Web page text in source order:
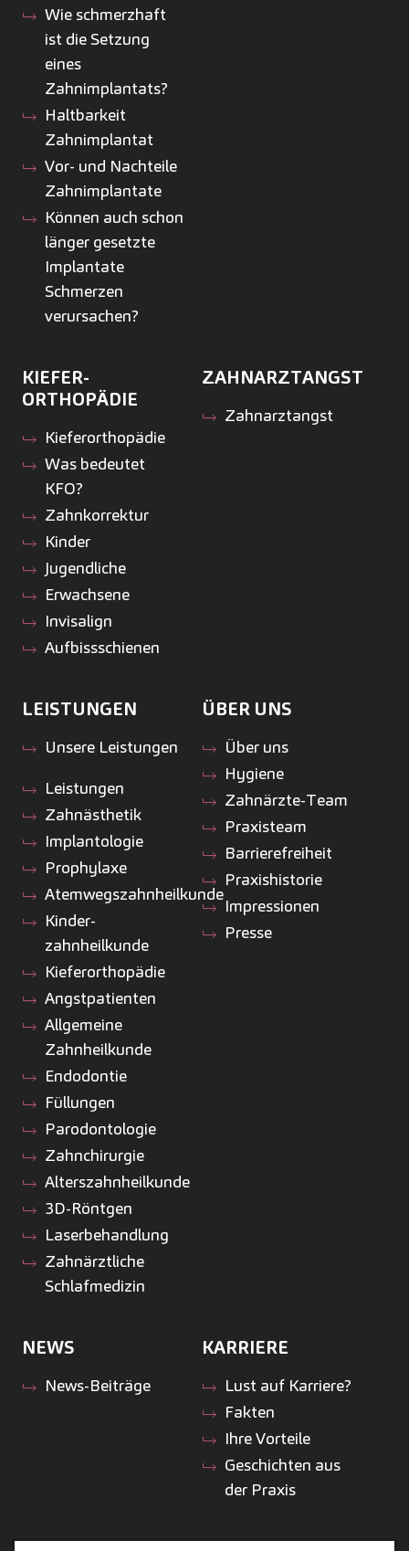
Wie schmerzhaft
ist die Setzung
eines
Zahnimplantats?
Haltbarkeit
Zahnimplantat
Vor- und Nachteile
Zahnimplantate
Können auch schon
länger gesetzte
Implantate
Schmerzen
verursachen?
KIEFER­
ORTHOPÄDIE
Kiefer­orthopädie
Was bedeutet
KFO?
Zahnkorrektur
Kinder
Jugendliche
Erwachsene
Invisalign
Aufbissschienen
ZAHNARZTANGST
Zahnarztangst
LEISTUNGEN
Unsere Leistungen
Leistungen
Zahnästhetik
Implantologie
Prophylaxe
Atemwegszahnheilkunde
Kinder­
zahnheilkunde
Kiefer­orthopädie
Angstpatienten
Allgemeine
Zahnheilkunde
Endodontie
Füllungen
Parodontologie
Zahnchirurgie
Alterszahnheilkunde
3D-Röntgen
Laserbehandlung
Zahnärztliche
Schlafmedizin
ÜBER UNS
Über uns
Hygiene
Zahnärzte-Team
Praxisteam
Barrierefreiheit
Praxishistorie
Impressionen
Presse
NEWS
News-Beiträge
KARRIERE
Lust auf Karriere?
Fakten
Ihre Vorteile
Geschichten aus
der Praxis